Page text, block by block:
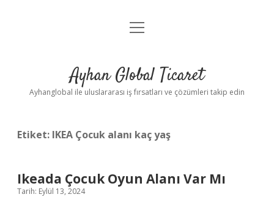
Anasayfa
Yasal Uyarı
menüyü
Ayhan Global Ticaret
Ayhanglobal ile uluslararası iş fırsatları ve çözümleri takip edin
Etiket: IKEA Çocuk alanı kaç yaş
Ikeada Çocuk Oyun Alanı Var Mı
Tarih: Eylül 13, 2024